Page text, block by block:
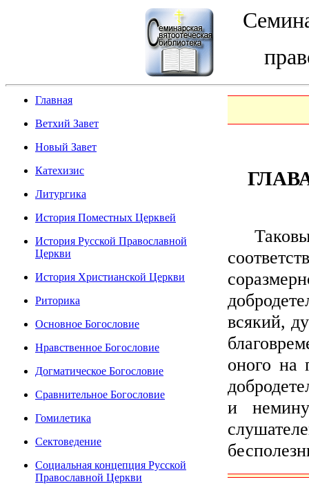
Главная
Ветхий Завет
Новый Завет
Катехизис
Литургика
История Поместных Церквей
История Русской Православной
Церкви
История Христианской Церкви
Риторика
Основное Богословие
Нравственное Богословие
Догматическое Богословие
Сравнительное Богословие
Гомилетика
Сектоведение
Социальная концепция Русской
Православной Церкви
ГЛАВА
Таковы
всякий,
оного на
и